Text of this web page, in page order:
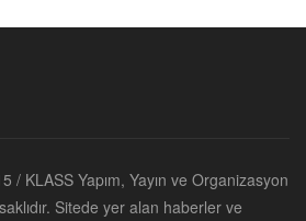
/ KLASS Yapım, Yayın ve Organizasyon
Sitede yer alan haberler ve